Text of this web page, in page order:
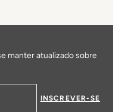
manter atualizado sobre
de email
INSCREVER-SE